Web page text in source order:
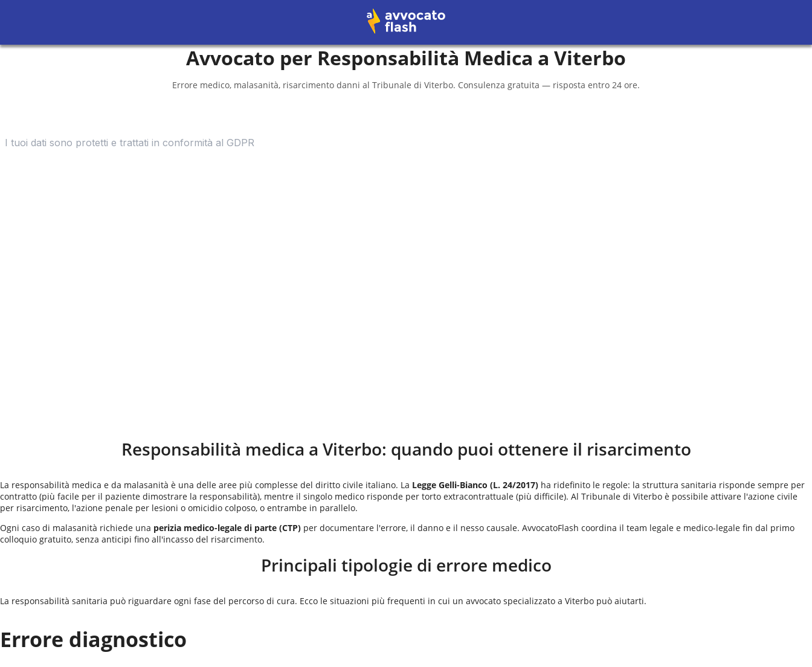
Avvocato per Responsabilità Medica a Viterbo
Errore medico, malasanità, risarcimento danni al Tribunale di Viterbo. Consulenza gratuita — risposta entro 24 ore.
Responsabilità medica a Viterbo: quando puoi ottenere il risarcimento
La responsabilità medica e da malasanità è una delle aree più complesse del diritto civile italiano. La Legge Gelli-Bianco (L. 24/2017) ha ridefinito le regole: la struttura sanitaria risponde sempre per
contratto (più facile per il paziente dimostrare la responsabilità), mentre il singolo medico risponde per torto extracontrattuale (più difficile). Al Tribunale di Viterbo è possibile attivare l'azione civile
per risarcimento, l'azione penale per lesioni o omicidio colposo, o entrambe in parallelo.
Ogni caso di malasanità richiede una perizia medico-legale di parte (CTP) per documentare l'errore, il danno e il nesso causale. AvvocatoFlash coordina il team legale e medico-legale fin dal primo
colloquio gratuito, senza anticipi fino all'incasso del risarcimento.
Principali tipologie di errore medico
La responsabilità sanitaria può riguardare ogni fase del percorso di cura. Ecco le situazioni più frequenti in cui un avvocato specializzato a Viterbo può aiutarti.
Errore diagnostico